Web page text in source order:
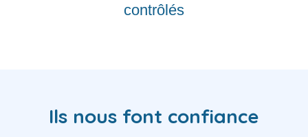
contrôlés
Ils nous font confiance